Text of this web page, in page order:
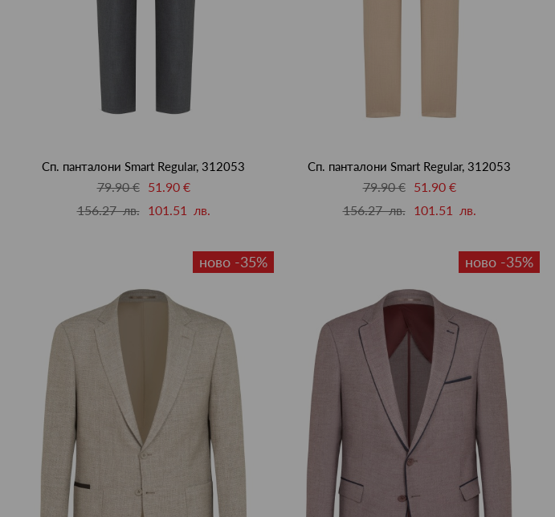
Сп. панталони Smart Regular, 312053
79.90 €
51.90 €
156.27 лв.
101.51 лв.
Сп. панталони Smart Regular, 312053
79.90 €
51.90 €
156.27 лв.
101.51 лв.
ново -35% ново -35%